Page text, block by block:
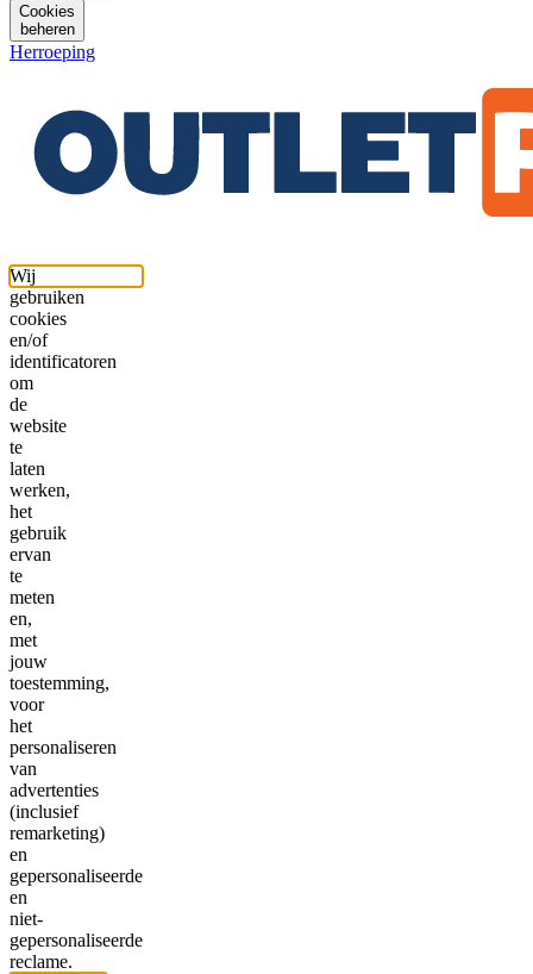
Cookies
beheren
Herroeping
Wij
gebruiken
cookies
en/of
identificatoren
om
de
website
te
laten
werken,
het
gebruik
ervan
te
meten
en,
met
jouw
toestemming,
voor
het
personaliseren
van
advertenties
(inclusief
remarketing)
en
gepersonaliseerde
en
niet-
gepersonaliseerde
reclame.